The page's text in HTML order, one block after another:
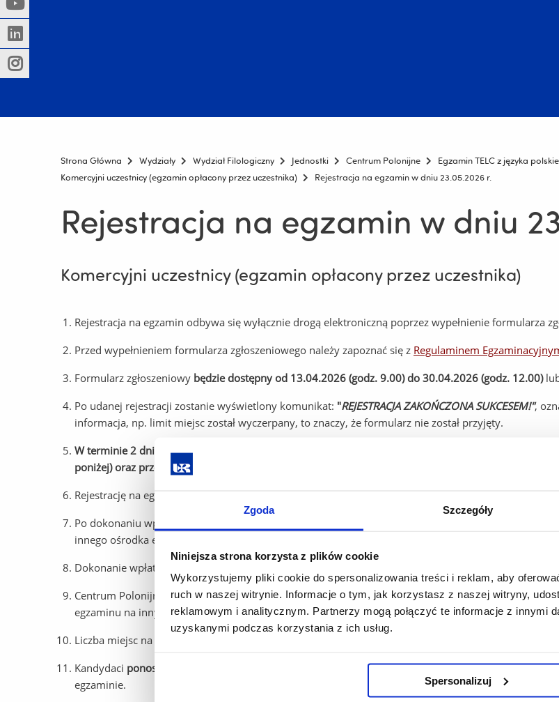
Zgoda Szczegóły
Niniejsza strona korzysta z plików cookie
Wykorzystujemy pliki cookie do spersonalizowania treści i reklam, aby
ruch w naszej witrynie. Informacje o tym, jak korzystasz z naszej witryny,
reklamowym i analitycznym. Partnerzy mogą połączyć te informacje z innymi
uzyskanymi podczas korzystania z ich usług.
Spersonalizuj
innej
strony)
(Nowe
okno)
(Link
do
innej
strony)
(Nowe
okno)
(Link
do
innej
(Nowe
(Link
strony)
Strona Główna Wydziały Wydział Filologiczny Jednostki Centrum Polonijne Egzamin TELC z języka
Komercyjni uczestnicy (egzamin opłacony przez uczestnika)
Rejestracja na egzamin w dniu 23.05.2026 r.
Rejestracja na egzamin w dniu
Komercyjni uczestnicy (egzamin opłacony przez uczestnika)
Rejestracja na egzamin odbywa się wyłącznie drogą elektroniczną poprzez wypełnienie formularza
Przed wypełnieniem formularza zgłoszeniowego należy zapoznać się z Regulaminem
Formularz zgłoszeniowy będzie dostępny od 13.04.2026 (godz. 9.00) do 30.04.2026 (godz. 12.00)
Po udanej rejestracji zostanie wyświetlony komunikat: "REJESTRACJA ZAKOŃCZONA SUKCESEM!",
informacja, np. limit miejsc został wyczerpany, to znaczy, że formularz nie został przyjęty.
W terminie 2 dni od rejestracji zakończonej sukcesem, kandydat jest zobowiązany do wniesienia
poniżej) oraz przesłanie dowodu wpłaty (skan lub pdf) na adres mailowy:
w
Rejestrację na egzamin uznaje się za potwierdzoną po zaksięgowaniu opłaty za egzamin na rachunku
Po dokonaniu wpłaty i rejestracji na egzamin nie ma możliwości zwrotu opłaty egzaminacyjnej,
innego ośrodka egzaminacyjnego.
Dokonanie wpłaty oznacza akceptację wszystkich procedur oraz regulaminu egzaminacyjnego.
Centrum Polonijne UR zastrzega sobie prawo do odwołania danej sesji egzaminu w przypadku
egzaminu na inny termin
Liczba miejsc na egzamin jest
Kandydaci ponoszą pełną odpowiedzialność za prawdziwość i poprawność danych w formularzu.
egzaminie.